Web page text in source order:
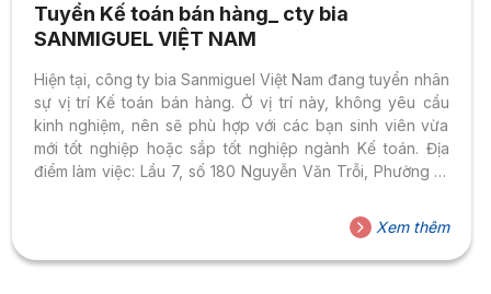
Tuyển Kế toán bán hàng_ cty bia
SANMIGUEL VIỆT NAM
Hiện tại, công ty bia Sanmiguel Việt Nam đang tuyển nhân
sự vị trí Kế toán bán hàng. Ở vị trí này, không yêu cầu
kinh nghiệm, nên sẽ phù hợp với các bạn sinh viên vừa
mới tốt nghiệp hoặc sắp tốt nghiệp ngành Kế toán. Địa
điểm làm việc: Lầu 7, số 180 Nguyễn Văn Trỗi, Phường 8,
hai đến thứ sáu *** MÔ TẢ CÔNG VIỆC Phụ trách các đại
lý, điểm bán hàng và siêu thị trong khu vực HCM HỖ TRỢ
KINH DOANH: Theo...
Xem thêm